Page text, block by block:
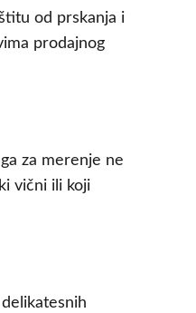
od prskanja i
prodajnog
za merenje ne
vični ili koji